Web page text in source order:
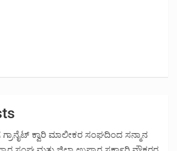
ಕ್ವಾರಿ ಮಾಲೀಕರ ಸಂಘದಿಂದ ಸನ್ಮಾನ